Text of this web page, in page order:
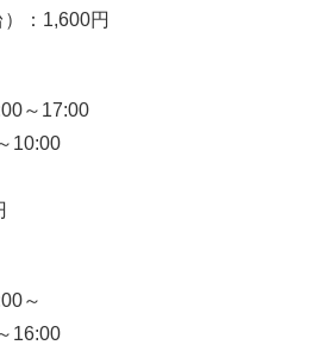
：1,600円
～17:00
10:00
～
16:00